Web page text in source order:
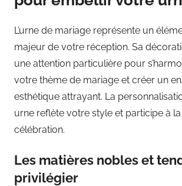
L’urne de mariage représente un
majeur de votre réception. Sa
une attention particulière pour
votre thème de mariage et créer un
esthétique attrayant. La
urne reflète votre style et participe à
célébration.
Les matières nobles et
privilégier